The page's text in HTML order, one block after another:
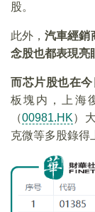
股。
此外，汽車經銷
念股也都表現亮
而芯片股也在今
板塊内，上海
（00981.HK）
克微等多股錄得